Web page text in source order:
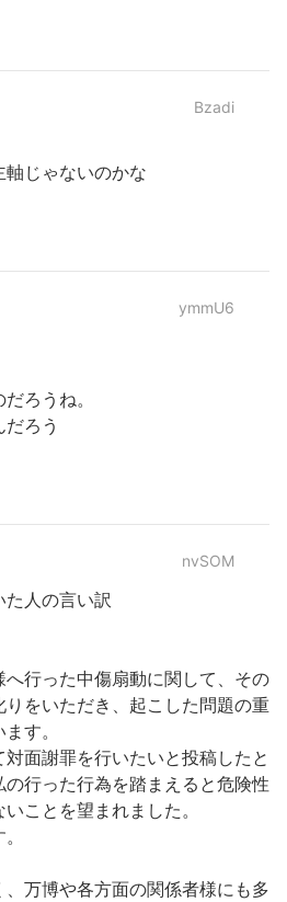
Bzadi
軸じゃないのかな
ymmU6
ろうね。
ろう
nvSOM
人の言い訳
行った中傷扇動に関して、その
をいただき、起こした問題の重
す。
面謝罪を行いたいと投稿したと
行った行為を踏まえると危険性
ことを望まれました。
万博や各方面の関係者様にも多